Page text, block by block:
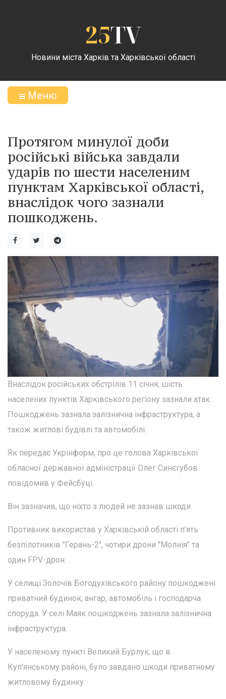
25TV
Новини міста Харків та Харківської області
Меню
Протягом минулої доби
російські війська завдали
ударів по шести населеним
пунктам Харківської області,
внаслідок чого зазнали
пошкоджень.
Внаслідок російських обстрілів 11 січня, шість
населених пунктів Харківського регіону зазнали атак.
Пошкоджень зазнала залізнична інфраструктура, а
також житлові будівлі та автомобілі.
Як передає Укрінформ, про це голова Харківської
обласної державної адміністрації Олег Синєгубов
повідомив у Фейсбуці.
Він зазначив, що ніхто з людей не зазнав шкоди.
Противник використав у Харківській області п'ять
безпілотників "Герань-2", чотири дрони "Молнія" та
один FPV-дрон.
У селищі Золочів Богодухівського району пошкоджені
приватний будинок, ангар, автомобіль і господарча
споруда. У селі Маяк пошкоджень зазнала залізнична
інфраструктура.
У населеному пункті Великий Бурлук, що в
Куп'янському районі, було завдано шкоди приватному
житловому будинку.